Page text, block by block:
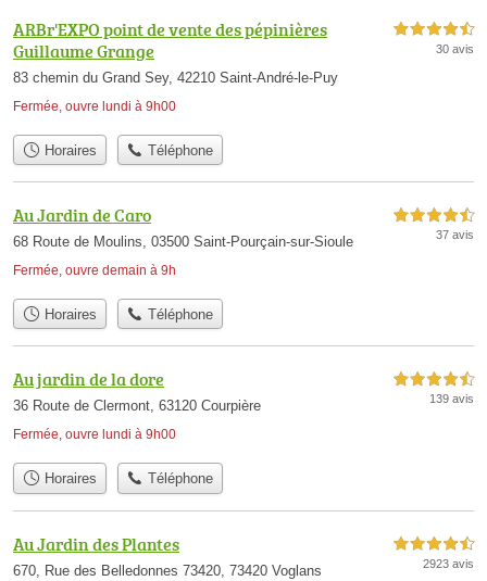
ARBr'EXPO point de vente des pépinières
Guillaume Grange
83 chemin du Grand Sey, 42210 Saint-André-le-Puy
Fermée, ouvre lundi à 9h00
4,5 étoiles sur 5
30 avis
Horaires Téléphone
Au Jardin de Caro
68 Route de Moulins, 03500 Saint-Pourçain-sur-Sioule
Fermée, ouvre demain à 9h
4,5 étoiles sur 5
37 avis
Horaires Téléphone
Au jardin de la dore
36 Route de Clermont, 63120 Courpière
Fermée, ouvre lundi à 9h00
4,5 étoiles sur 5
139 avis
Horaires Téléphone
Au Jardin des Plantes
670, Rue des Belledonnes 73420, 73420 Voglans
4,5 étoiles sur 5
2923 avis